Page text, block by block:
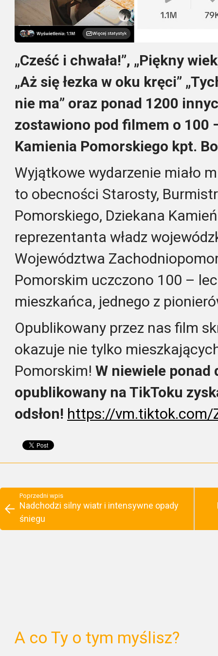
„Cześć i chwała!”, „Piękny
„Aż się łezka w oku kręci”
nie ma” oraz ponad 1200
zostawiono pod filmem o 100
Kamienia Pomorskiego kpt.
Wyjątkowe wydarzenie miało
to obecności Starosty,
Pomorskiego, Dziekana
reprezentanta władz
Województwa
Pomorskim uczczono 100 –
mieszkańca, jednego z
Opublikowany przez nas film
okazuje nie tylko
Pomorskim! W niewiele ponad
opublikowany na TikToku
odsłon! https://vm.tiktok.com/
Poprzedni wpis
Nadchodzi silny wiatr i intensywne opady
śniegu
A co Ty o tym myślisz?